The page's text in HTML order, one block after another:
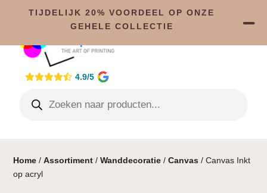
4.9/5
Home /Assortiment /Wanddecoratie /Canvas / Canvas Inkt
op acryl
TIJDELIJK 20% VOORDEEL OP ONZE
GEHELE COLLECTIE